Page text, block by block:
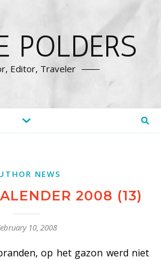
POLDERS
Editor, Traveler
NEWS
2008 (13)
10, 2008